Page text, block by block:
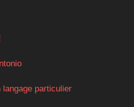
langage particulier